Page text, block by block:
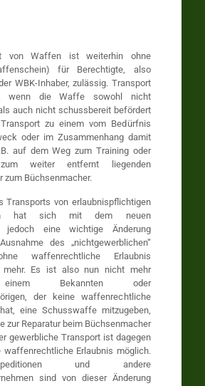
von Waffen ist weiterhin ohne
für Berechtigte, also
WBK-Inhaber, zulässig. Transport
wenn die Waffe sowohl nicht
auch nicht schussbereit befördert
zu einem vom Bedürfnis
oder im Zusammenhang damit
auf dem Weg zum Training oder
weiter entfernt liegenden
zum Büchsenmacher.
Transports von erlaubnispflichtigen
hat sich mit dem neuen
jedoch eine wichtige Änderung
des „nichtgewerblichen“
waffenrechtliche Erlaubnis
mehr. Es ist also nun nicht mehr
Bekannten oder
der keine waffenrechtliche
eine Schusswaffe mitzugeben,
zur Reparatur beim Büchsenmacher
gewerbliche Transport ist dagegen
waffenrechtliche Erlaubnis möglich.
und andere
sind von dieser Änderung